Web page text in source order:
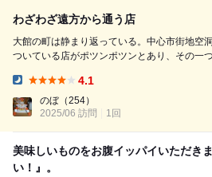
わざわざ遠方から通う店
大館の町は静まり返っている。中心市街地空洞化。 その中でも明
ついている店がポツンポツンとあり、その
大館市だが、青森県の津軽や東京からも通っている
らゆるものが提供できる。...
4.1
のぼ （254）
2025/06 訪問
1回
美味しいものをお腹イッパイいただき
い！』。